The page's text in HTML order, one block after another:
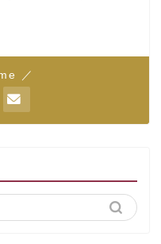
／